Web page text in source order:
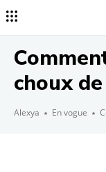
choux
Alexya En vogue